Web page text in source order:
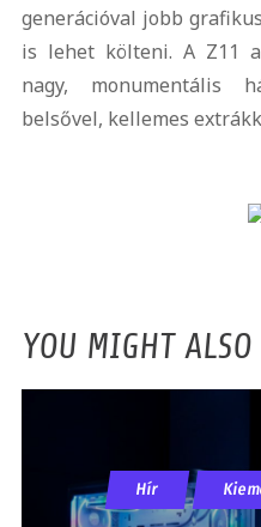
generációval jobb
is lehet költeni. A Z11
nagy, monumentális
belsővel, kellemes
YOU MIGHT
Hír